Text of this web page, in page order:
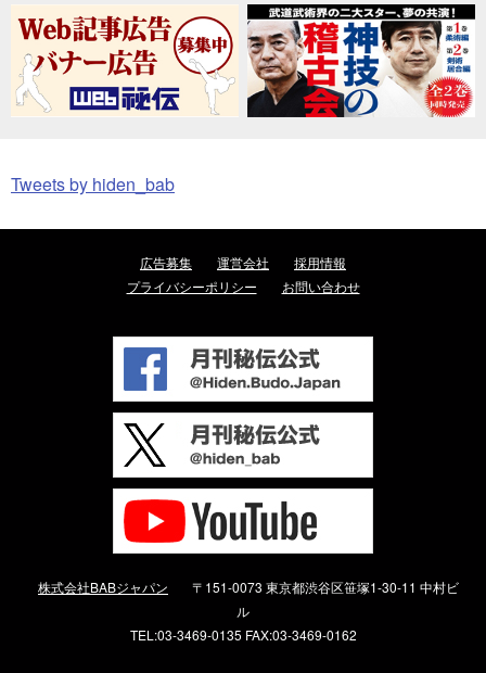
Tweets by hiden_bab
広告募集 運営会社
採用情報
プライバシーポリシー
お問い合わせ
株式会社BABジャパン
〒151-0073 東京都渋谷区笹塚1-30-11 中村ビ
ル
TEL:03-3469-0135 FAX:03-3469-0162